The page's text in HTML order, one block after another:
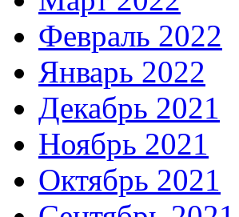
Февраль 2022
Январь 2022
Декабрь 2021
Ноябрь 2021
Октябрь 2021